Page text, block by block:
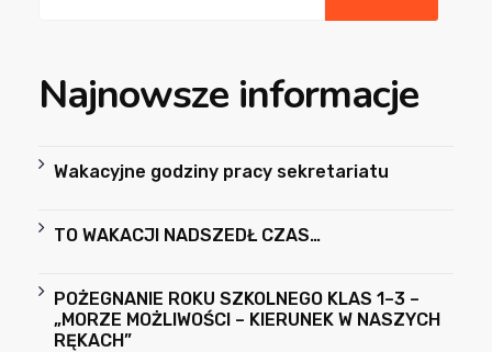
Najnowsze informacje
Wakacyjne godziny pracy sekretariatu
TO WAKACJI NADSZEDŁ CZAS…
POŻEGNANIE ROKU SZKOLNEGO KLAS 1–3 –
„MORZE MOŻLIWOŚCI – KIERUNEK W NASZYCH
RĘKACH”